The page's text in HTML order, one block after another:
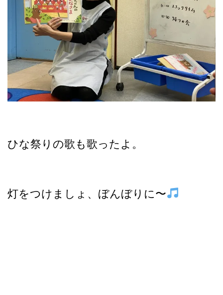
ひな祭りの歌も歌ったよ。
灯をつけましょ、ぼんぼりに〜